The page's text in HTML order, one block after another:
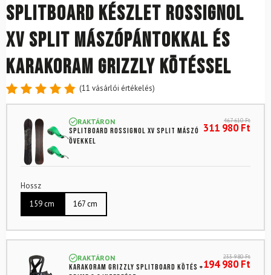
Splitboard készlet ROSSIGNOL
XV Split mászópántokkal és
KARAKORAM Grizzly kötéssel
Értékelés
5-ből,
11
értékelés
alapján
(11 vásárlói értékelés)
RAKTÁRON
Splitboard ROSSIGNOL XV Split mászó
övekkel
467 610Ft
311 980Ft
Hossz
159 cm
167 cm
RAKTÁRON
KARAKORAM Grizzly splitboard kötés +
233 980Ft
194 980Ft